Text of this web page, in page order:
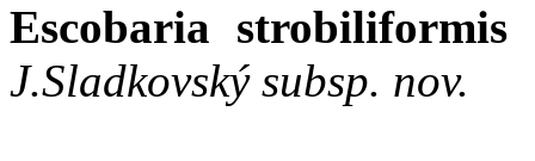
Escobaria strobiliformis
J.Sladkovský subsp. nov.